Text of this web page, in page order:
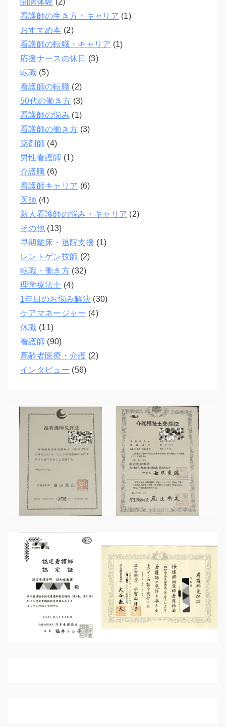
闘病体験 (2)
看護師の生き方・キャリア (1)
おすすめ本 (2)
看護師の転職・キャリア (1)
応援ナースの休日 (3)
転職 (5)
看護師の転職(2)
50代の働き方 (3)
看護師の悩み (1)
看護師の働き方 (3)
薬剤師 (4)
男性看護師 (1)
介護職(6)
看護師キャリア (6)
医師 (4)
新人看護師の悩み・キャリア (2)
その他(13)
早期離床・退院支援 (1)
レントゲン技師 (2)
転職・働き方(32)
理学療法士 (4)
1年目のお悩み解決(30)
ケアマネージャー (4)
休職 (11)
看護師 (90)
高齢者医療・介護 (2)
インタビュー (56)